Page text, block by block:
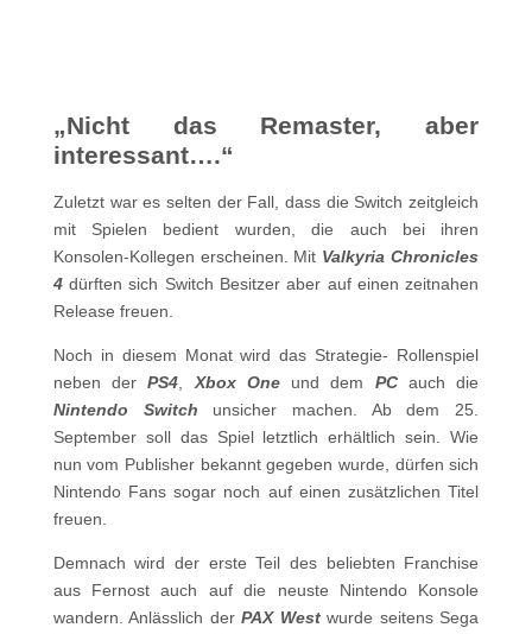
„Nicht das Remaster, aber
interessant….“
Zuletzt war es selten der Fall, dass die Switch zeitgleich
mit Spielen bedient wurden, die auch bei ihren
Konsolen-Kollegen erscheinen. Mit Valkyria Chronicles
4dürften sich Switch Besitzer aber auf einen zeitnahen
Release freuen.
Noch in diesem Monat wird das Strategie- Rollenspiel
neben derPS4,Xbox Oneund dem PCauch die
Nintendo Switch unsicher machen. Ab dem 25.
September soll das Spiel letztlich erhältlich sein. Wie
nun vom Publisher bekannt gegeben wurde, dürfen sich
Nintendo Fans sogar noch auf einen zusätzlichen Titel
freuen.
Demnach wird der erste Teil des beliebten Franchise
aus Fernost auch auf die neuste Nintendo Konsole
wandern. Anlässlich derPAX Westwurde seitens Sega